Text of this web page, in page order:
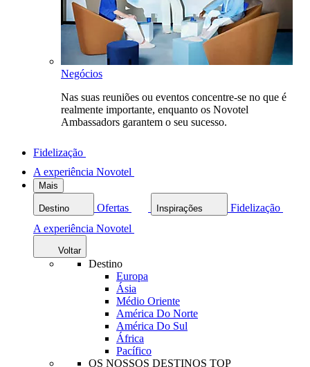
Negócios
Nas suas reuniões ou eventos concentre-se no que é
realmente importante, enquanto os Novotel
Ambassadors garantem o seu sucesso.
Fidelização
A experiência Novotel
Mais
Destino Ofertas Inspirações
Fidelização
A experiência Novotel
Voltar
Destino
Europa
Ásia
Médio Oriente
América Do Norte
América Do Sul
África
Pacífico
OS NOSSOS DESTINOS TOP